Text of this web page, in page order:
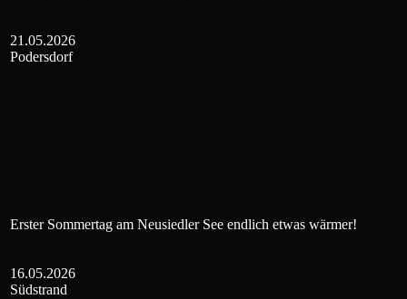
21.05.2026
Podersdorf
Erster Sommertag am Neusiedler See endlich etwas wärmer!
16.05.2026
Südstrand